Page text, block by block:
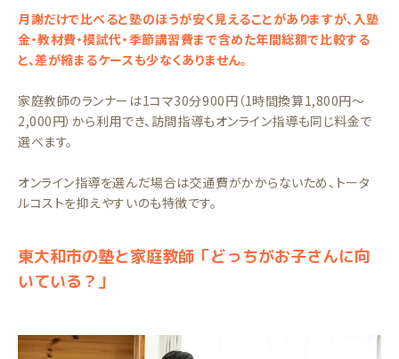
月謝だけで比べると塾のほうが安く見えることがありますが、入塾
金・教材費・模試代・季節講習費まで含めた年間総額で比較する
と、差が縮まるケースも少なくありません。
家庭教師のランナーは1コマ30分900円（1時間換算1,800円〜
2,000円）から利用でき、訪問指導もオンライン指導も同じ料金で
選べます。
オンライン指導を選んだ場合は交通費がかからないため、トータ
ルコストを抑えやすいのも特徴です。
東大和市の塾と家庭教師「どっちがお子さんに向
いている？」